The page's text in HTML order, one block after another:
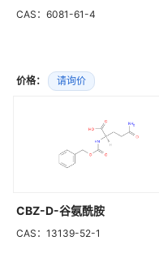
CAS：6081-61-4
价格： 请询价
CBZ-D-谷氨酰胺
CAS：13139-52-1